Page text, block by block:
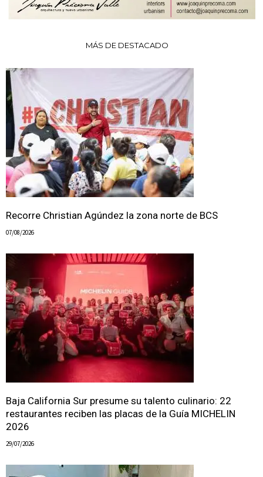
MÁS DE DESTACADO
Recorre Christian Agúndez la zona norte de BCS
07/08/2026
Baja California Sur presume su talento culinario: 22
restaurantes reciben las placas de la Guía MICHELIN
2026
29/07/2026